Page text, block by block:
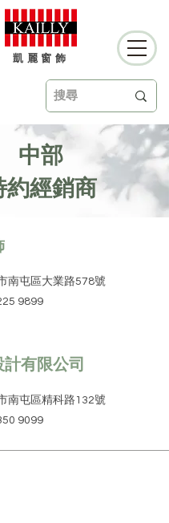
凱麗窗飾
中部
約經銷商
南屯區大業路578號
9899
有限公司
南屯區精科路132號
9099